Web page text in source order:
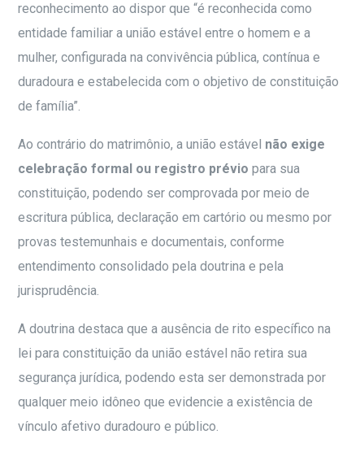
reconhecimento ao dispor que “é reconhecida como
entidade familiar a união estável entre o homem e a
mulher, configurada na convivência pública, contínua e
duradoura e estabelecida com o objetivo de constituição
de família”.
Ao contrário do matrimônio, a união estável não exige
celebração formal ou registro prévio para sua
constituição, podendo ser comprovada por meio de
escritura pública, declaração em cartório ou mesmo por
provas testemunhais e documentais, conforme
entendimento consolidado pela doutrina e pela
jurisprudência.
A doutrina destaca que a ausência de rito específico na
lei para constituição da união estável não retira sua
segurança jurídica, podendo esta ser demonstrada por
qualquer meio idôneo que evidencie a existência de
vínculo afetivo duradouro e público.